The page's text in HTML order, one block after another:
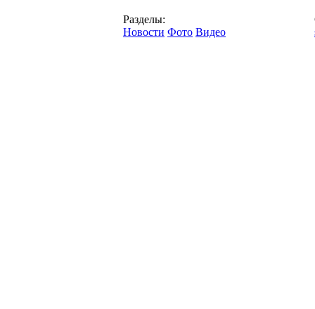
Разделы:
Новости Фото Видео